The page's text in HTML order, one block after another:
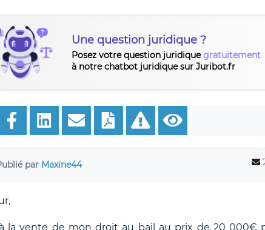
Une question juridique ?
Posez votre question juridiquegratuitement
à notre chatbot juridique sur Juribot.fr
par Maxine44
la vente de mon droit au bail au prix de 20 000€